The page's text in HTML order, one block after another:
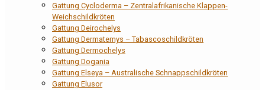
Gattung Cycloderma – Zentralafrikanische Klappen-
Weichschildkröten
Gattung Deirochelys
Gattung Dermatemys – Tabascoschildkröten
Gattung Dermochelys
Gattung Dogania
Gattung Elseya – Australische Schnappschildkröten
Gattung Elusor